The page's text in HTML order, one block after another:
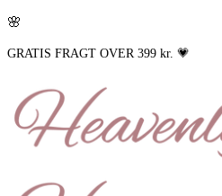
🌸
GRATIS FRAGT OVER 399 kr. 💗